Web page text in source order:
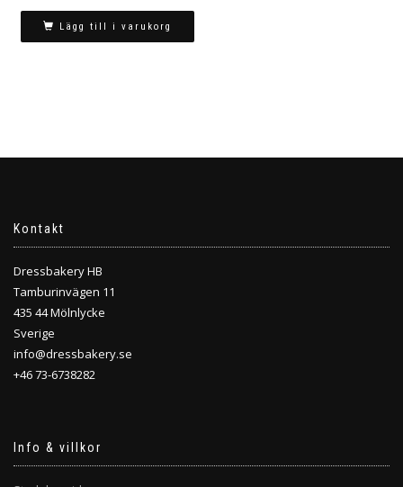
Lägg till i varukorg
Kontakt
Dressbakery HB
Tamburinvägen 11
435 44 Mölnlycke
Sverige
info@dressbakery.se
+46 73-6738282
Info & villkor